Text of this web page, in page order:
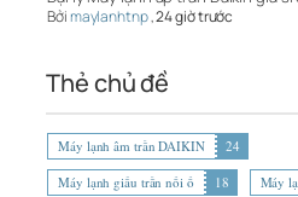
Bởimaylanhtnp,24 giờ trước
Thẻ chủ đề
Máy lạnh âm trần DAIKIN
24
Máy lạnh giấu trần nối ố
18 Máy